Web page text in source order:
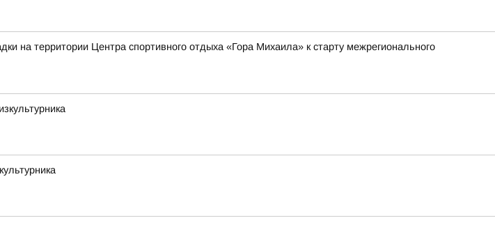
на территории Центра спортивного отдыха «Гора Михаила» к старту межрегионального